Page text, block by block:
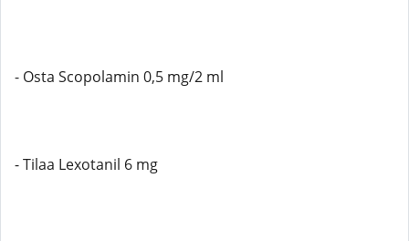
- Osta Scopolamin 0,5 mg/2 ml
- Tilaa Lexotanil 6 mg